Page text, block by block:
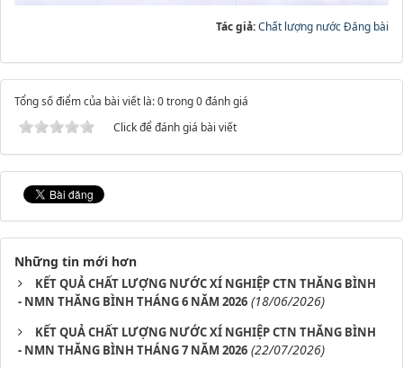
Tác giả:Chất lượng nước Đăng bài
Tổng số điểm của bài viết là: 0 trong 0 đánh giá
Click để đánh giá bài viết
Những tin mới hơn
KẾT QUẢ CHẤT LƯỢNG NƯỚC XÍ NGHIỆP CTN THĂNG BÌNH
- NMN THĂNG BÌNH THÁNG 6 NĂM 2026 (18/06/2026)
KẾT QUẢ CHẤT LƯỢNG NƯỚC XÍ NGHIỆP CTN THĂNG BÌNH
- NMN THĂNG BÌNH THÁNG 7 NĂM 2026 (22/07/2026)